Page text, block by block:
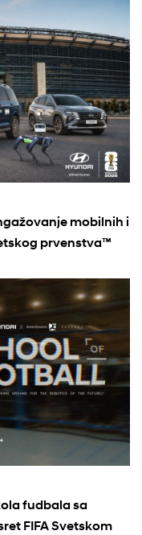
mobilnih i
prvenstva™
fudbala sa
FIFA Svetskom